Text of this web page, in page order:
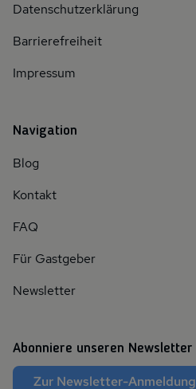
Datenschutzerklärung
Barrierefreiheit
Impressum
Navigation
Blog
Kontakt
FAQ
Für Gastgeber
Newsletter
Abonniere unseren Newsletter
Zur Newsletter-Anmeldung